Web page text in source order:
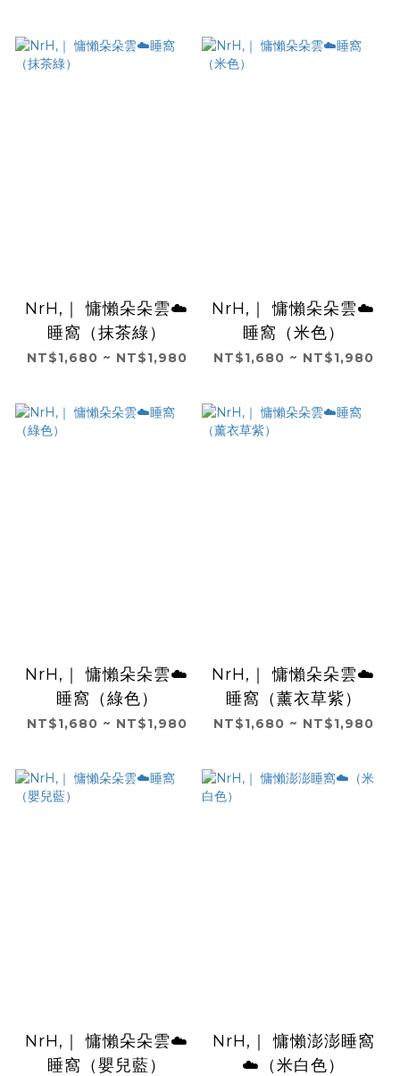
NrH,｜ 慵懶朵朵雲☁️
睡窩（抹茶綠）
NT$1,680 ~ NT$1,980
NrH,｜ 慵懶朵朵雲☁️
睡窩（米色）
NT$1,680 ~ NT$1,980
NrH,｜ 慵懶朵朵雲☁️
睡窩（綠色）
NT$1,680 ~ NT$1,980
NrH,｜ 慵懶朵朵雲☁️
睡窩（薰衣草紫）
NT$1,680 ~ NT$1,980
NrH,｜ 慵懶朵朵雲☁️
睡窩（嬰兒藍）
NrH,｜ 慵懶澎澎睡窩
☁️（米白色）